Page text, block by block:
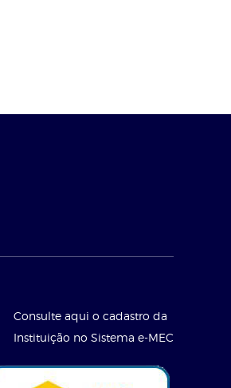
Consulte aqui o cadastro da
Instituição no Sistema e-MEC